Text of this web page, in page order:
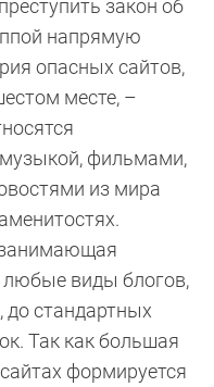
закон об
напрямую
опасных сайтов,
месте, –
фильмами,
из мира
занимающая
виды блогов,
до стандартных
Так как большая
формируется